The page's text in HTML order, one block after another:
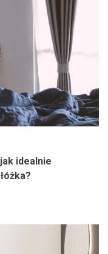
idealnie